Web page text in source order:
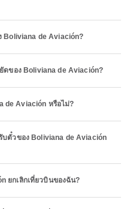
Boliviana de Aviación?
ดของ Boliviana de Aviación?
de Aviación หรือไม่?
บตั๋วของ Boliviana de Aviación
ยกเลิกเที่ยวบินของฉัน?